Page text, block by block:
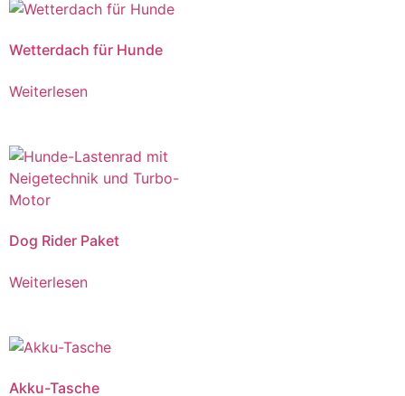
Wetterdach für Hunde
Weiterlesen
Dog Rider Paket
Weiterlesen
Akku-Tasche